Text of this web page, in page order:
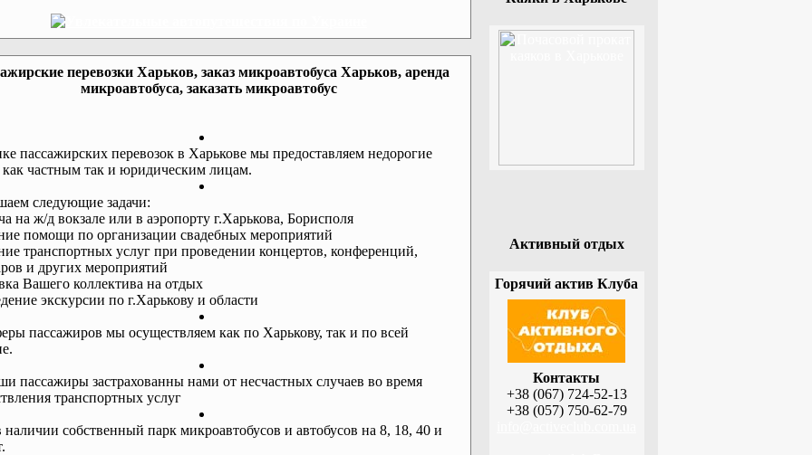
перевозки Харьков, заказ микроавтобуса Харьков, аренда
микроавтобуса, заказать микроавтобус
пассажирских перевозок в Харькове мы предоставляем недорогие
как частным так и юридическим лицам.
следующие задачи:
на ж/д вокзале или в аэропорту г.Харькова, Борисполя
помощи по организации свадебных мероприятий
транспортных услуг при проведении концертов, конференций,
и других мероприятий
Вашего коллектива на отдых
экскурсии по г.Харькову и области
пассажиров мы осуществляем как по Харькову, так и по всей
пассажиры застрахованны нами от несчастных случаев во время
транспортных услуг
наличии собственный парк микроавтобусов и автобусов на 8, 18, 40 и
Активный отдых
Горячий актив Клуба
Контакты
+38 (067) 724-52-13
+38 (057) 750-62-79